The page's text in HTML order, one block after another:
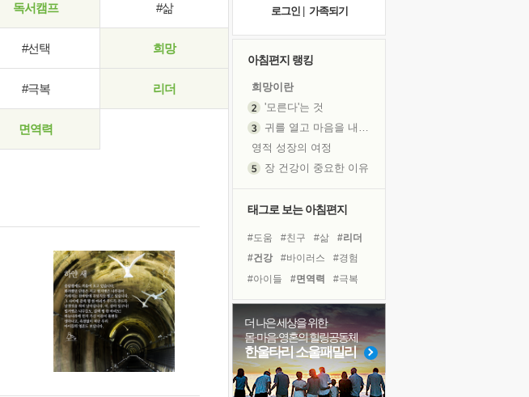
독서캠프 #삶
#선택 희망
#극복 리더
면역력
로그인
가족되기
아침편지 랭킹
희망이란
'모른다'는 것
귀를 열고 마음을 내어주고
영적 성장의 여정
장 건강이 중요한 이유
꿈이 실제가 되는 것
'말 타는 법'을 먼저
졸업식 사진을 보며
아픈 아버지를 위한 공간 설계
극심한 변비, 어깨결림, 수면 장애
태그로 보는 아침편지
#도움 #친구 #삶
#리더
#건강
#바이러스
#경험
#아이들
#면역력
#극복
#선택
#희망
#힐링
#비전캠프
#독서캠프
#유튜브
#독서
#계획
#나눔
#위기 #다짐
더 나은 세상을 위한
몸·마음·영혼의 힐링공동체
한울타리 소울패밀리